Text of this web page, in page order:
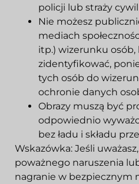
policji lub straży
Nie możesz
mediach
itp.) wizerunku
zidentyfikować,
tych osób do
ochronie danych
Obrazy muszą być
odpowiednio
bez ładu i składu
Wskazówka: Jeśli
poważnego naruszenia
nagranie w bezpiecznym